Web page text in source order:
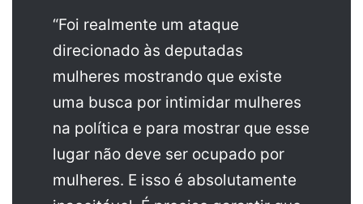
“Foi realmente um ataque
direcionado às deputadas
mulheres mostrando que existe
uma busca por intimidar mulheres
na política e para mostrar que esse
lugar não deve ser ocupado por
mulheres. E isso é absolutamente